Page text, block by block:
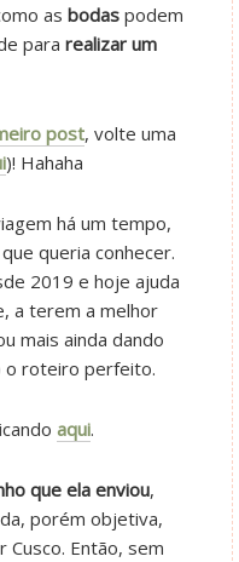
as bodaspodem
para realizar um
post, volte uma
)! Hahaha
há um tempo,
queria conhecer.
2019 e hoje ajuda
a terem a melhor
mais ainda dando
o roteiro perfeito.
aqui.
que ela enviou,
porém objetiva,
Então, sem